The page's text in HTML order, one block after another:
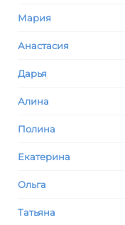
Мария
Анастасия
Дарья
Алина
Полина
Екатерина
Ольга
Татьяна